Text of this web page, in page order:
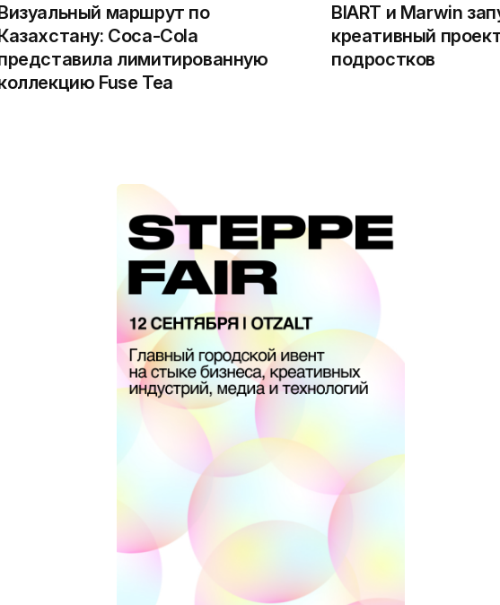
маршрут по
Coca-Cola
лимитированную
Fuse Tea
BIART и Marwin
креативный
подростков